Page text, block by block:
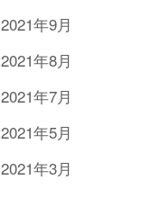
2021年9月
2021年8月
2021年7月
2021年5月
2021年3月